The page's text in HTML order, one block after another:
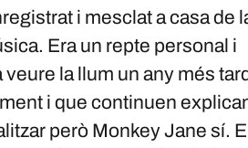
i mesclat a casa de
Era un repte personal i
la llum un any més
i que continuen
però Monkey Jane sí.